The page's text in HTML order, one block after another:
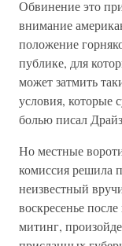
Обвинение это
внимание
положение
публике, для
может затмить
условия,
болью писал
Но местные
комиссия решила
неизвестный
воскресенье
митинг,